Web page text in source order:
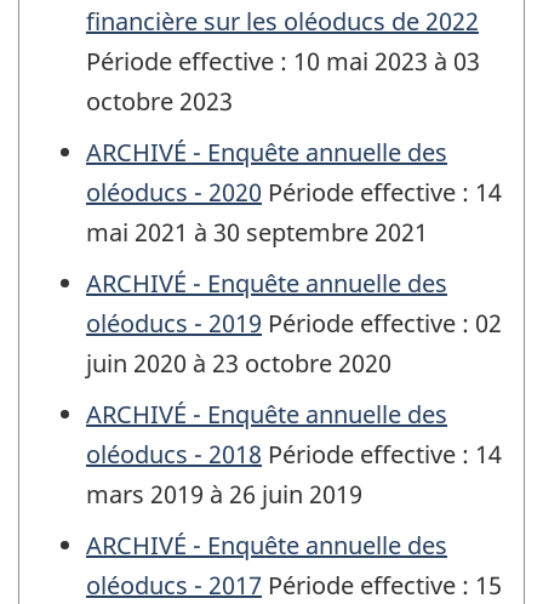
financière sur les oléoducs de 2022
Période effective : 10 mai 2023 à 03
octobre 2023
ARCHIVÉ - Enquête annuelle des
oléoducs - 2020 Période effective : 14
mai 2021 à 30 septembre 2021
ARCHIVÉ - Enquête annuelle des
oléoducs - 2019 Période effective : 02
juin 2020 à 23 octobre 2020
ARCHIVÉ - Enquête annuelle des
oléoducs - 2018 Période effective : 14
mars 2019 à 26 juin 2019
ARCHIVÉ - Enquête annuelle des
oléoducs - 2017 Période effective : 15